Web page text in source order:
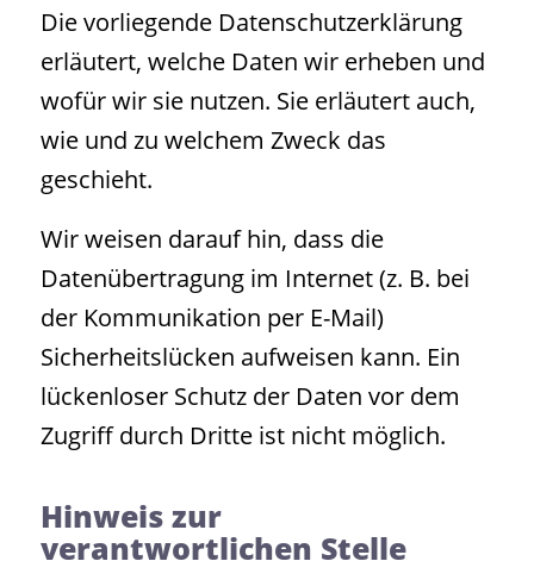
Die vorliegende Datenschutzerklärung
erläutert, welche Daten wir erheben und
wofür wir sie nutzen. Sie erläutert auch,
wie und zu welchem Zweck das
geschieht.
Wir weisen darauf hin, dass die
Datenübertragung im Internet (z. B. bei
der Kommunikation per E-Mail)
Sicherheitslücken aufweisen kann. Ein
lückenloser Schutz der Daten vor dem
Zugriff durch Dritte ist nicht möglich.
Hinweis zur
verantwortlichen Stelle